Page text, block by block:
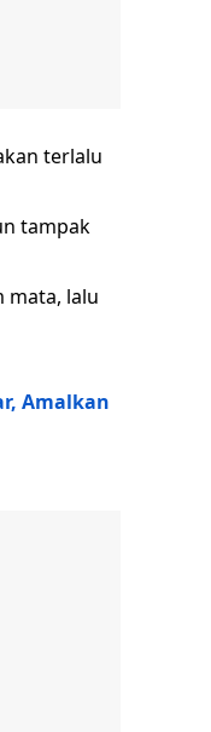
terlalu
tampak
mata, lalu
Amalkan